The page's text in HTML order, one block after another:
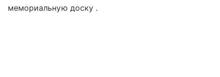
мемориальную доску .